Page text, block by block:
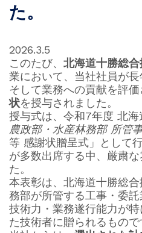
た。
2026.3.5
このたび、 北海道十勝総
業において、当社社員が長
そして業務への貢献を評価
状を授与されました。
授与式は、令和7年度 北
農政部・水産林務部 所管
等 感謝状贈呈式」として
が多数出席する中、厳粛
た。
本表彰は、北海道十勝総
務部が所管する工事・委託
技術力・業務遂行能力が
た技術者に贈られるもので